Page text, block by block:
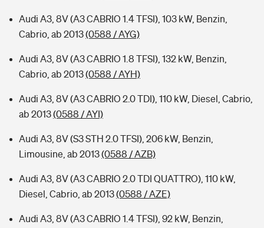
Audi A3, 8V (A3 CABRIO 1.4 TFSI), 103 kW, Benzin,
Cabrio, ab 2013(0588 / AYG)
Audi A3, 8V (A3 CABRIO 1.8 TFSI), 132 kW, Benzin,
Cabrio, ab 2013(0588 / AYH)
Audi A3, 8V (A3 CABRIO 2.0 TDI), 110 kW, Diesel, Cabrio,
ab 2013(0588 / AYI)
Audi A3, 8V (S3 STH 2.0 TFSI), 206 kW, Benzin,
Limousine, ab 2013(0588 / AZB)
Audi A3, 8V (A3 CABRIO 2.0 TDI QUATTRO), 110 kW,
Diesel, Cabrio, ab 2013(0588 / AZE)
Audi A3, 8V (A3 CABRIO 1.4 TFSI), 92 kW, Benzin,